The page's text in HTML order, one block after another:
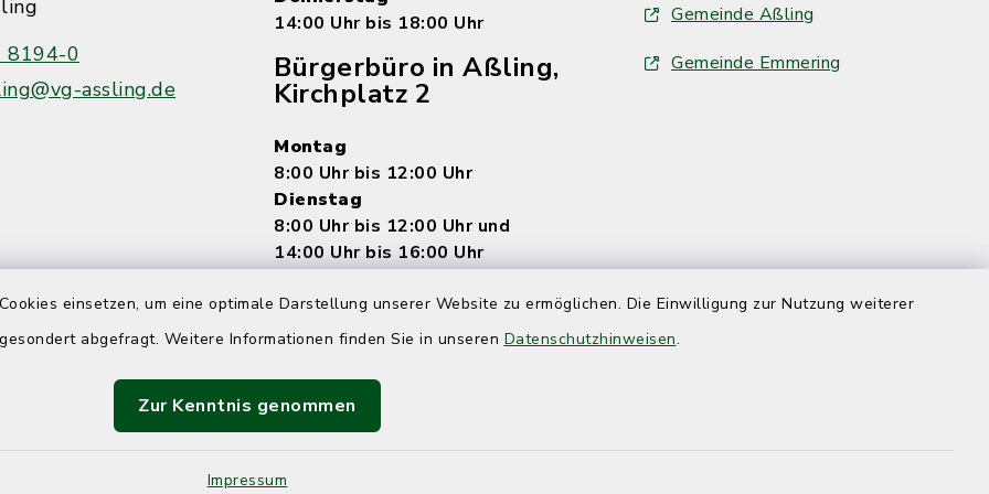
einsetzen, um eine optimale Darstellung unserer Website zu ermöglichen. Die Einwilligung zur Nutzung weiterer
abgefragt. Weitere Informationen finden Sie in unseren Datenschutzhinweisen.
Zur Kenntnis genommen
Impressum
8194-0
assling.de
14:00 Uhr bis 18:00 Uhr
Bürgerbüro in Aßling,
Kirchplatz 2
Montag
8:00 Uhr bis 12:00 Uhr
Dienstag
8:00 Uhr bis 12:00 Uhr und
14:00 Uhr bis 16:00 Uhr
7:15 Uhr bis 12:00 Uhr
Donnerstag
14:00 bis 18:00 Uhr
Freitag
8:00 Uhr bis 12:00 Uhr
Gemeinde Aßling
Gemeinde Emmering